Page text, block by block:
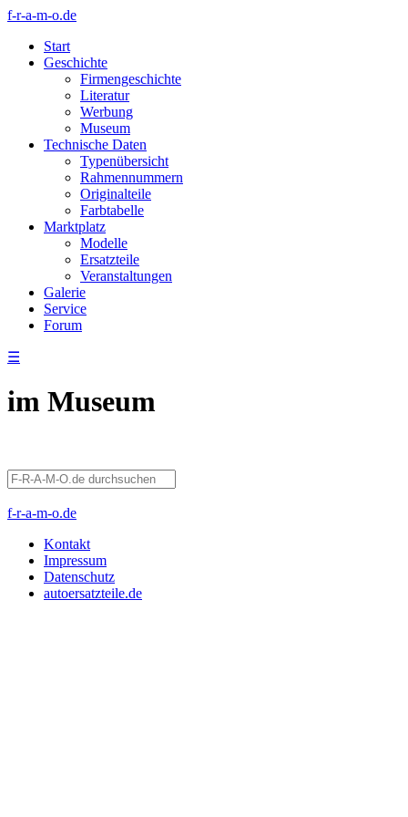
f-r-a-m-o.de
Start
Geschichte
Firmengeschichte
Literatur
Werbung
Museum
Technische Daten
Typenübersicht
Rahmennummern
Originalteile
Farbtabelle
Marktplatz
Modelle
Ersatzteile
Veranstaltungen
Galerie
Service
Forum
☰
im Museum
f-r-a-m-o.de
Kontakt
Impressum
Datenschutz
autoersatzteile.de